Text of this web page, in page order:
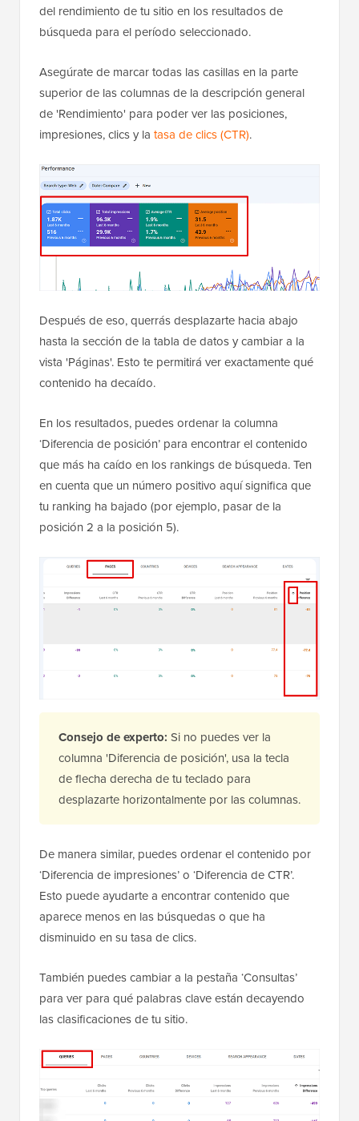
del rendimiento de tu sitio en los resultados de
búsqueda para el período seleccionado.
Asegúrate de marcar todas las casillas en la parte
superior de las columnas de la descripción general
de 'Rendimiento' para poder ver las posiciones,
impresiones, clics y la tasa de clics (CTR).
Después de eso, querrás desplazarte hacia abajo
hasta la sección de la tabla de datos y cambiar a la
vista 'Páginas'. Esto te permitirá ver exactamente qué
contenido ha decaído.
En los resultados, puedes ordenar la columna
‘Diferencia de posición’ para encontrar el contenido
que más ha caído en los rankings de búsqueda. Ten
en cuenta que un número positivo aquí significa que
tu ranking ha bajado (por ejemplo, pasar de la
posición 2 a la posición 5).
Consejo de experto: Si no puedes ver la
columna 'Diferencia de posición', usa la tecla
de flecha derecha de tu teclado para
desplazarte horizontalmente por las columnas.
De manera similar, puedes ordenar el contenido por
‘Diferencia de impresiones’ o ‘Diferencia de CTR’.
Esto puede ayudarte a encontrar contenido que
aparece menos en las búsquedas o que ha
disminuido en su tasa de clics.
También puedes cambiar a la pestaña ‘Consultas’
para ver para qué palabras clave están decayendo
las clasificaciones de tu sitio.